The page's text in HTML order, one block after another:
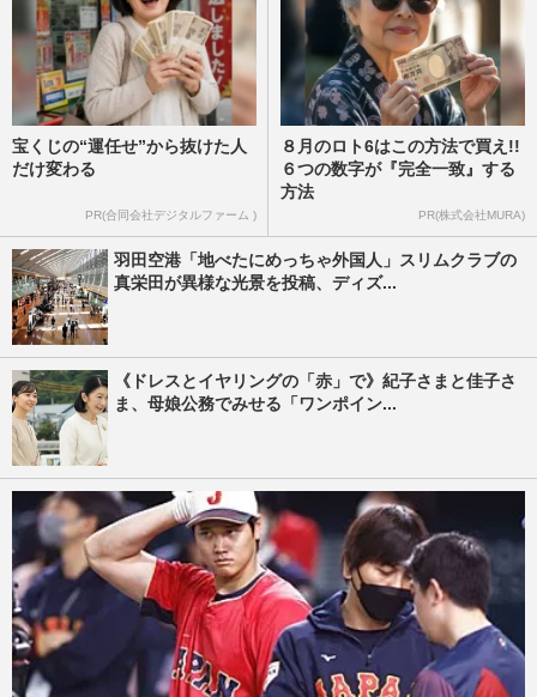
宝くじの“運任せ”から抜けた人
だけ変わる
PR(合同会社デジタルファーム )
８月のロト6はこの方法で買え!!
６つの数字が『完全一致』する
方法
PR(株式会社MURA)
羽田空港「地べたにめっちゃ外国人」スリムクラブの
真栄田が異様な光景を投稿、ディズ...
《ドレスとイヤリングの「赤」で》紀子さまと佳子さ
ま、母娘公務でみせる「ワンポイン...